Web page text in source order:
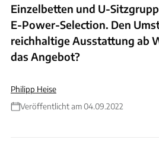
Einzelbetten und U-
E-Power-Selection. Den
reichhaltige Ausstattung ab
das Angebot?
Philipp Heise
Veröffentlicht am 04.09.2022